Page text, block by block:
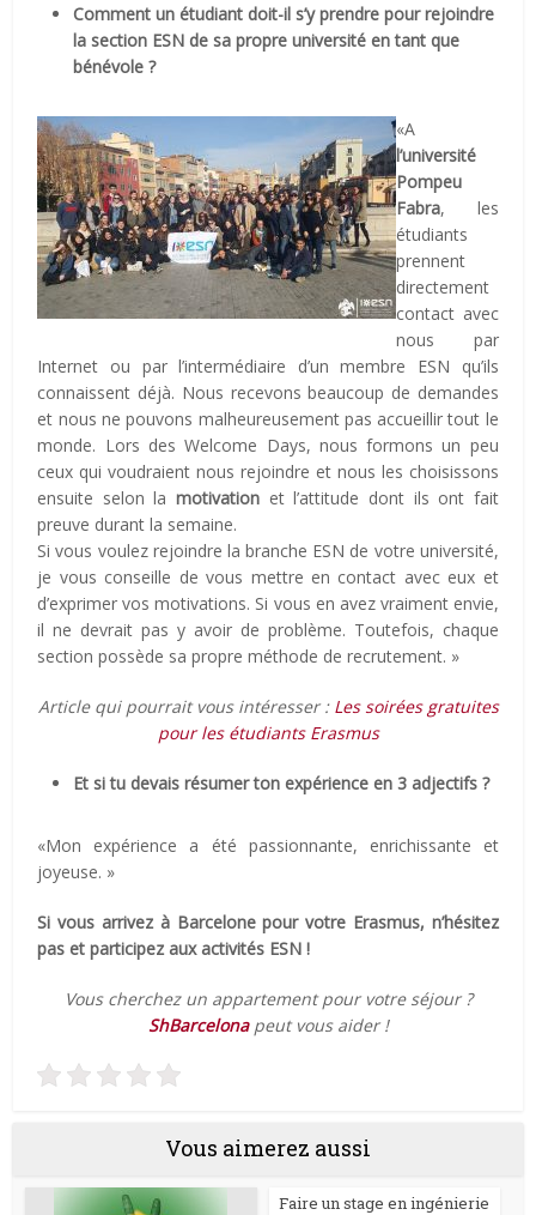
Comment un étudiant doit-il s’y prendre pour rejoindre
la section ESN de sa propre université en tant que
bénévole ?
«A
l’université
Pompeu
Fabra, les
étudiants
prennent
directement
contact avec
nous par
Internet ou par l’intermédiaire d’un membre ESN qu’ils
connaissent déjà. Nous recevons beaucoup de demandes
et nous ne pouvons malheureusement pas accueillir tout le
monde. Lors des Welcome Days, nous formons un peu
ceux qui voudraient nous rejoindre et nous les choisissons
ensuite selon lamotivation et l’attitude dont ils ont fait
preuve durant la semaine.
Si vous voulez rejoindre la branche ESN de votre université,
je vous conseille de vous mettre en contact avec eux et
d’exprimer vos motivations. Si vous en avez vraiment envie,
il ne devrait pas y avoir de problème. Toutefois, chaque
section possède sa propre méthode de recrutement. »
Article qui pourrait vous intéresser : Les soirées gratuites
pour les étudiants Erasmus
Et si tu devais résumer ton expérience en 3 adjectifs ?
«Mon expérience a été passionnante, enrichissante et
joyeuse. »
Si vous arrivez à Barcelone pour votre Erasmus, n’hésitez
pas et participez aux activités ESN !
Vous cherchez un appartement pour votre séjour ?
ShBarcelonapeut vous aider !
Vous aimerez aussi
Faire un stage en ingénierie